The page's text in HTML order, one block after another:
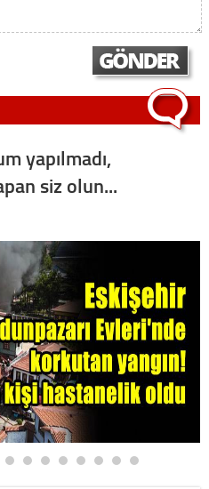
yapılmadı,
siz olun...